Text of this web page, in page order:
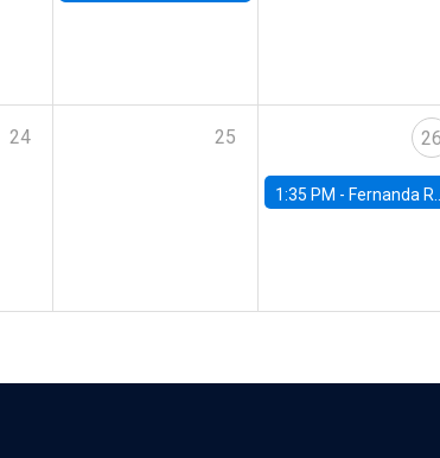
24 25 26
1:35 PM - Fernanda Rojas Ampuero, University of Wisconsin-Madison